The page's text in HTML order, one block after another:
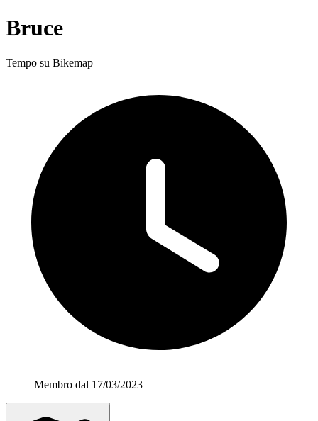
Bruce
Tempo su Bikemap
Membro dal 17/03/2023